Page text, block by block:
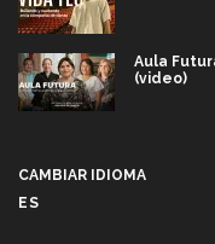
Aula
(video)
CAMBIAR IDIOMA
ES